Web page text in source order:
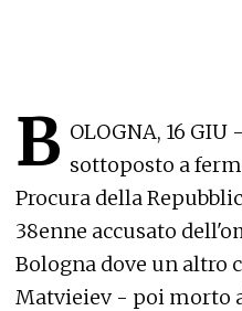
B OLOGNA, 16
sottoposto a
Procura della
38enne accusato
Bologna dove un altro
Matvieiev - poi morto